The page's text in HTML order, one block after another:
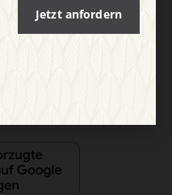
Datenschutz
Barrierefreiheit
Jetzt anfordern